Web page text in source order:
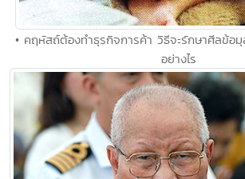
• คฤหัสถ์ต้องทำธุรกิจการค้า วิธีจะรักษาศีลข้อมุ
อย่างไร